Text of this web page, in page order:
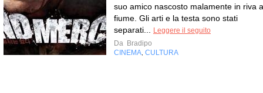
suo amico nascosto malamente in riva
fiume. Gli arti e la testa sono stati
separati...
Leggere il seguito
Da Bradipo
CINEMA CULTURA